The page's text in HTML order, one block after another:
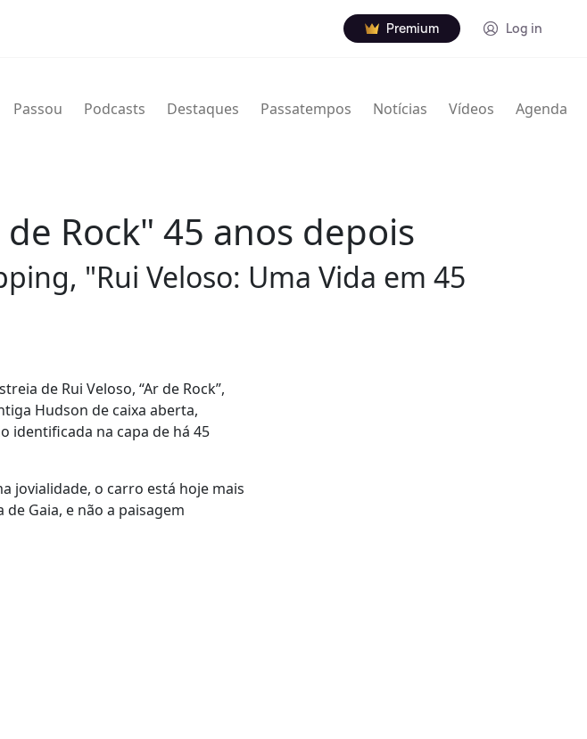
Premium Log in
Passou Podcasts Destaques Passatempos Notícias Vídeos Agenda
Rock" 45 anos depois
"Rui Veloso: Uma Vida em 45
de Rui Veloso, “Ar de Rock”,
Hudson de caixa aberta,
identificada na capa de há 45
jovialidade, o carro está hoje mais
Gaia, e não a paisagem